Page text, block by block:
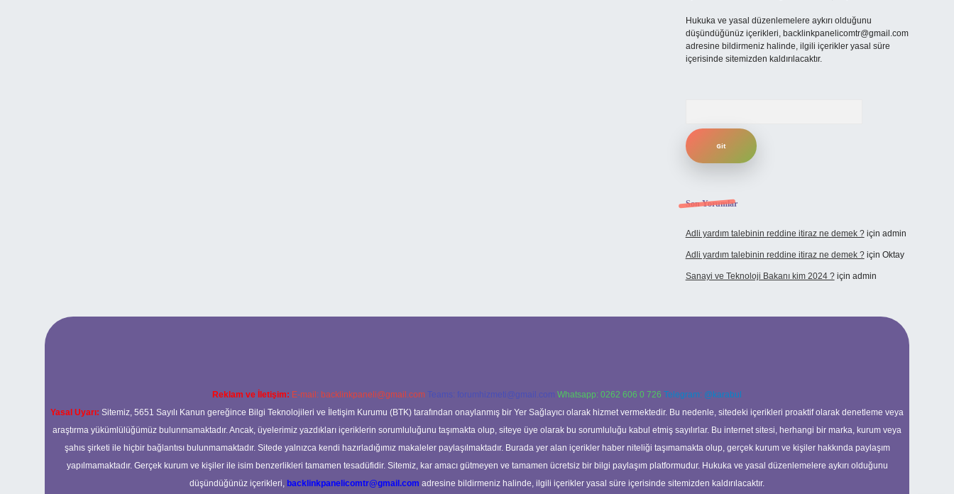
Hukuka ve yasal düzenlemelere aykırı olduğunu
düşündüğünüz içerikleri, backlinkpanelicomtr@gmail.com
adresine bildirmeniz halinde, ilgili içerikler yasal süre
içerisinde sitemizden kaldırılacaktır.
Son Yorumlar
Adli yardım talebinin reddine itiraz ne demek ?için admin
Adli yardım talebinin reddine itiraz ne demek ?için Oktay
Sanayi ve Teknoloji Bakanı kim 2024 ?için admin
Reklam ve İletişim: E-mail: backlinkpaneli@gmail.com Teams: forumhizmeti@gmail.com Whatsapp: 0262 606 0 726 Telegram: @karabul
Yasal Uyarı: Sitemiz, 5651 Sayılı Kanun gereğince Bilgi Teknolojileri ve İletişim Kurumu (BTK) tarafından onaylanmış bir Yer Sağlayıcı olarak hizmet vermektedir. Bu nedenle, sitedeki içerikleri proaktif olarak denetleme veya
araştırma yükümlülüğümüz bulunmamaktadır. Ancak, üyelerimiz yazdıkları içeriklerin sorumluluğunu taşımakta olup, siteye üye olarak bu sorumluluğu kabul etmiş sayılırlar. Bu internet sitesi, herhangi bir marka, kurum veya
şahıs şirketi ile hiçbir bağlantısı bulunmamaktadır. Sitede yalnızca kendi hazırladığımız makaleler paylaşılmaktadır. Burada yer alan içerikler haber niteliği taşımamakta olup, gerçek kurum ve kişiler hakkında paylaşım
yapılmamaktadır. Gerçek kurum ve kişiler ile isim benzerlikleri tamamen tesadüfidir. Sitemiz, kar amacı gütmeyen ve tamamen ücretsiz bir bilgi paylaşım platformudur. Hukuka ve yasal düzenlemelere aykırı olduğunu
düşündüğünüz içerikleri, backlinkpanelicomtr@gmail.com adresine bildirmeniz halinde, ilgili içerikler yasal süre içerisinde sitemizden kaldırılacaktır.